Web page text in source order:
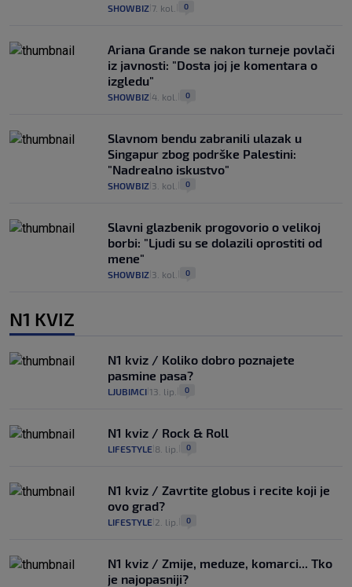
SHOWBIZ 7. kol. 0
Ariana Grande se nakon turneje povlači
iz javnosti: "Dosta joj je komentara o
izgledu"
SHOWBIZ 4. kol. 0
Slavnom bendu zabranili ulazak u
Singapur zbog podrške Palestini:
"Nadrealno iskustvo"
SHOWBIZ 3. kol. 0
Slavni glazbenik progovorio o velikoj
borbi: "Ljudi su se dolazili oprostiti od
mene"
SHOWBIZ 3. kol. 0
N1 KVIZ
N1 kviz / Koliko dobro poznajete
pasmine pasa?
LJUBIMCI 13. lip. 0
N1 kviz / Rock & Roll
LIFESTYLE 8. lip. 0
N1 kviz / Zavrtite globus i recite koji je
ovo grad?
LIFESTYLE 2. lip. 0
N1 kviz / Zmije, meduze, komarci... Tko
je najopasniji?